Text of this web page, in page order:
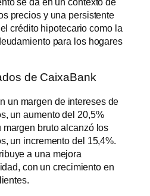
precios y una persistente
crédito hipotecario como la
para los hogares
de CaixaBank
un margen de intereses de
un aumento del 20,5%
margen bruto alcanzó los
un incremento del 15,4%.
a una mejora
con un crecimiento en